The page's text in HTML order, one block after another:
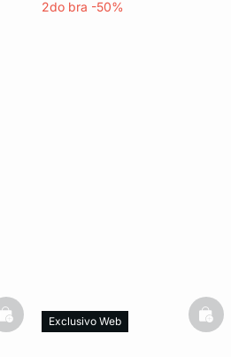
2do bra -50%
basketfullExclusivo Web